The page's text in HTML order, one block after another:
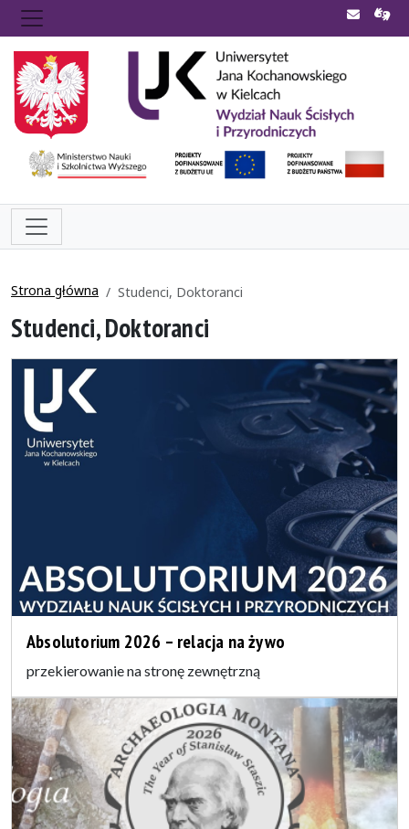
Strona główna Studenci, Doktoranci
Studenci, Doktoranci
Absolutorium 2026 – relacja na żywo
przekierowanie na stronę zewnętrzną